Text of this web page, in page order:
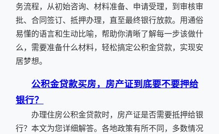
务流程，从初始咨询、材料准备、申请受理，到审核审
批、合同签订、抵押办理，直至最终银行放款。用通俗
易懂的语言和生动比喻，帮助你清晰了解每一步该做什
么，需要准备什么材料，轻松搞定公积金贷款，实现安
居梦想。
公积金贷款买房，房产证到底要不要押给
银行？
办理住房公积金贷款时，房产证是否需要抵押给银
行？本文为您详细解答。各地政策有所不同，多数情况